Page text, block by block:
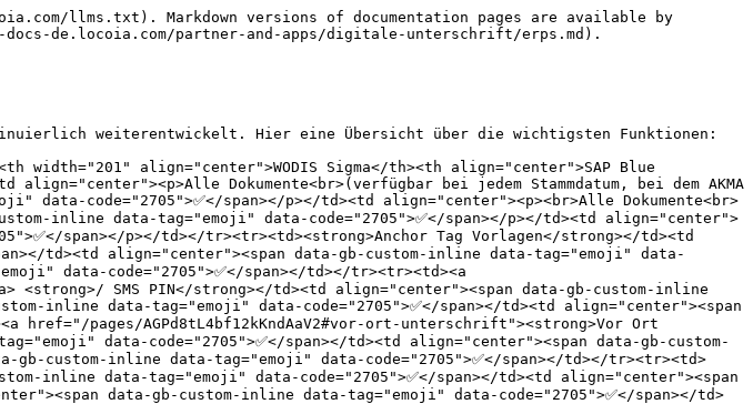
llms.txt). Markdown versions of documentation pages are available by
de.locoia.com/partner-and-apps/digitale-unterschrift/erps.md).
weiterentwickelt. Hier eine Übersicht über die wichtigsten Funktionen:
width="201" align="center">WODIS Sigma</th><th align="center">SAP Blue
Dokumente<br>(verfügbar bei jedem Stammdatum, bei dem AKMA
data-code="2705">✅</span></p></td><td align="center"><p><br>Alle Dokumente<br>
inline data-tag="emoji" data-code="2705">✅</span></p></td><td align="center">
span></p></td></tr><tr><td><strong>Anchor Tag Vorlagen</strong></td><td
td><td align="center"><span data-gb-custom-inline data-tag="emoji" data-
data-code="2705">✅</span></td></tr><tr><td><a
<strong>/ SMS PIN</strong></td><td align="center"><span data-gb-custom-inline
inline data-tag="emoji" data-code="2705">✅</span></td><td align="center"><span
href="/pages/AGPd8tL4bf12kKndAaV2#vor-ort-unterschrift"><strong>Vor Ort
data-code="2705">✅</span></td><td align="center"><span data-gb-custom-
custom-inline data-tag="emoji" data-code="2705">✅</span></td></tr><tr><td>
inline data-tag="emoji" data-code="2705">✅</span></td><td align="center"><span
data-gb-custom-inline data-tag="emoji" data-code="2705">✅</span></td>